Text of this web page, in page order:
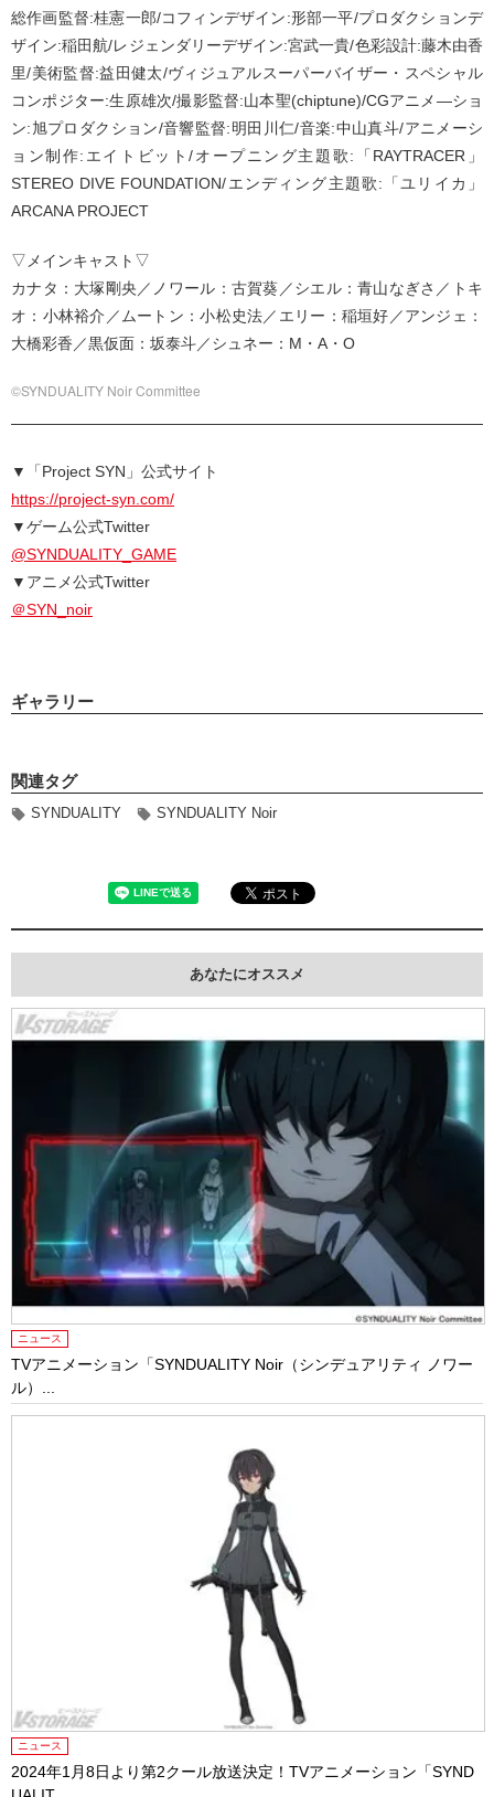
総作画監督:桂憲一郎/コフィンデザイン:形部一平/プロダクションデ
ザイン:稲田航/レジェンダリーデザイン:宮武一貴/色彩設計:藤木由香
里/美術監督:益田健太/ヴィジュアルスーパーバイザー・スペシャル
コンポジター:生原雄次/撮影監督:山本聖(chiptune)/CGアニメ―ショ
ン:旭プロダクション/音響監督:明田川仁/音楽:中山真斗/アニメーシ
ョン制作:エイトビット/オープニング主題歌:「RAYTRACER」
STEREO DIVE FOUNDATION/エンディング主題歌:「ユリイカ」
ARCANA PROJECT
▽メインキャスト▽
カナタ：大塚剛央／ノワール：古賀葵／シエル：青山なぎさ／トキ
オ：小林裕介／ムートン：小松史法／エリー：稲垣好／アンジェ：
大橋彩香／黒仮面：坂泰斗／シュネー：M・A・O
©SYNDUALITY Noir Committee
▼「Project SYN」公式サイト
https://project-syn.com/
▼ゲーム公式Twitter
@SYNDUALITY_GAME
▼アニメ公式Twitter
＠SYN_noir
ギャラリー
関連タグ
SYNDUALITY SYNDUALITY Noir
あなたにオススメ
ニュース
TVアニメーション「SYNDUALITY Noir（シンデュアリティ ノワー
ル）...
ニュース
2024年1月8日より第2クール放送決定！TVアニメーション「SYND